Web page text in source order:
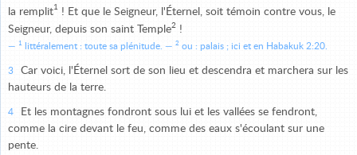
la remplit1 ! Et que le Seigneur, l'Éternel, soit témoin contre vous, le
Seigneur, depuis son saint Temple2 !
1 littéralement : toute sa plénitude. 2 ou : palais ; ici et en Habakuk 2:20.
3
Car voici, l'Éternel sort de son lieu et descendra et marchera sur les
hauteurs de la terre.
4
Et les montagnes fondront sous lui et les vallées se fendront,
comme la cire devant le feu, comme des eaux s'écoulant sur une
pente.